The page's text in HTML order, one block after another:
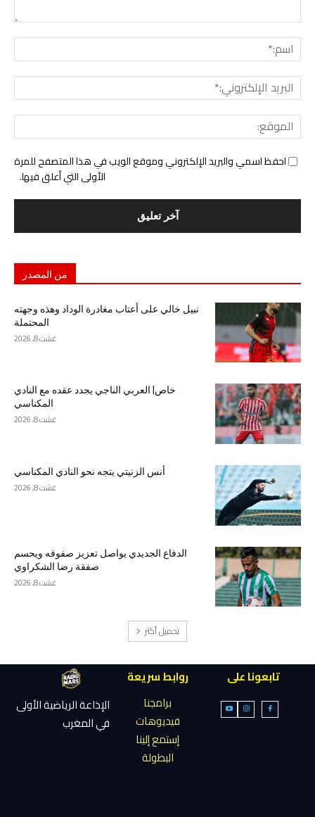
احفظ اسمي والبريد الإلكتروني وموقع الويب في هذا المتصفح للمرة
الأولى التي أعلق فيها.
من المصدر
نبيل خالي على أعتاب مغادرة الوداد وهذه وجهته
المحتملة
غشت 8, 2026
خاص| العربي الناجي يجدد عقده مع النادي
المكناسي
غشت 8, 2026
أنس الزنيتي يتجه نحو النادي المكناسي
غشت 8, 2026
الدفاع الجديدي يواصل تعزيز صفوفه ويحسم
صفقة رضا الشكراوي
غشت 8, 2026
تحميل أكثر
تابعونا على
روابط سريعة
برامجنا
فيديوهات
إستمع إلينا
البطولة
الإذاعة الرياضية الأولى
في المغرب